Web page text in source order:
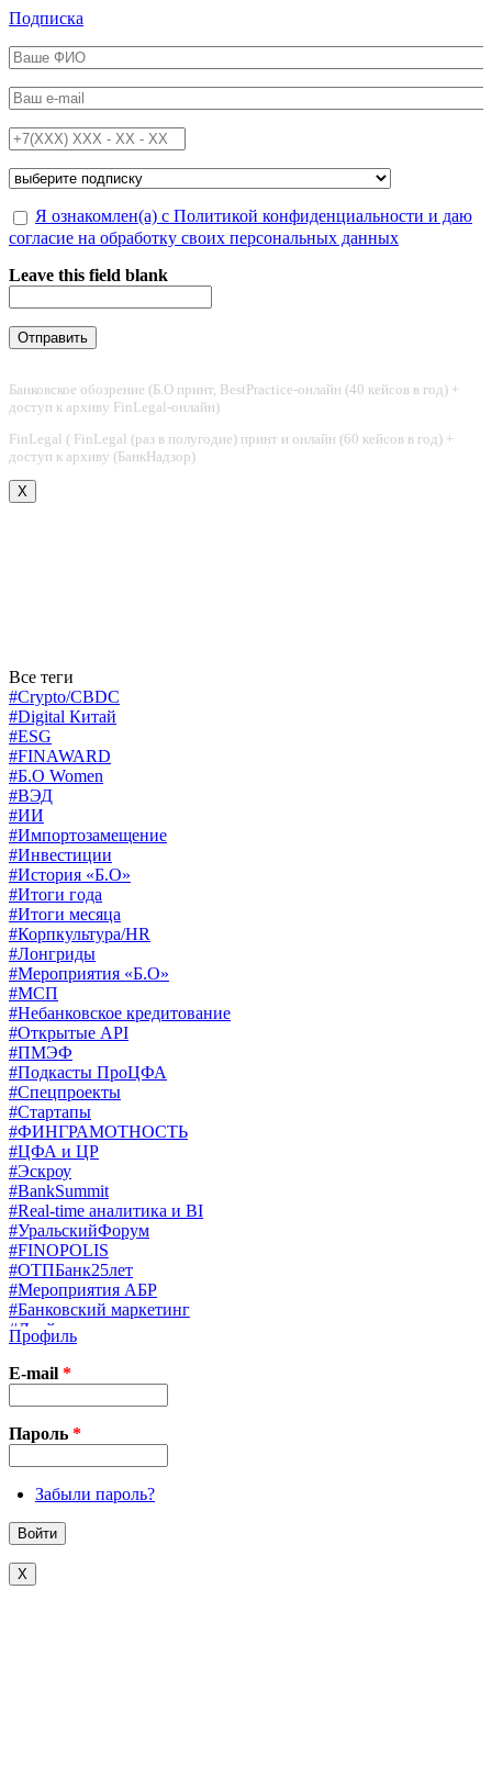
Перейти к основному содержанию
Подписка
ФИО*
Email*
Телефон*
Подписка на*
Обработка персональных данных*
Я ознакомлен(а) с Политикой конфиденциальности и даю
согласие на обработку своих персональных данных
Leave this field blank
Банковское обозрение (Б.О принт, BestPractice-онлайн (40 кейсов в год) +
доступ к архиву FinLegal-онлайн)
FinLegal ( FinLegal (раз в полугодие) принт и онлайн (60 кейсов в год) +
доступ к архиву (БанкНадзор)
X
Все теги
#Crypto/CBDC
#Digital Китай
#ESG
#FINAWARD
#Б.О Women
#ВЭД
#ИИ
#Импортозамещение
#Инвестиции
#История «Б.О»
#Итоги года
#Итоги месяца
#Корпкультура/HR
#Лонгриды
#Мероприятия «Б.О»
#МСП
#Небанковское кредитование
#Открытые API
#ПМЭФ
#Подкасты ПроЦФА
#Спецпроекты
#Стартапы
#ФИНГРАМОТНОСТЬ
#ЦФА и ЦР
#Эскроу
#BankSummit
#Real-time аналитика и BI
#УральскийФорум
#FINOPOLIS
#ОТПБанк25лет
#Мероприятия АБР
#Банковский маркетинг
#Драйверы страхования
#Финконгресс ЦБ
#PB&WM
#UX/CX
#Экосистемы
X
Профиль
E-mail *
Пароль *
Забыли пароль?
X